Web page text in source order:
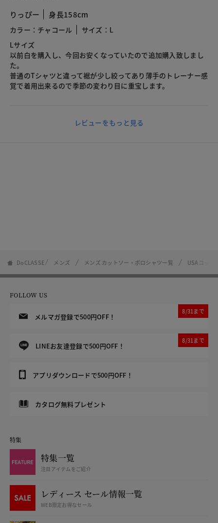
りっぴー 身長158cm
カラー：チャコール
サイズ：L
Lサイズ
以前白を購入し、今回お安くなっていたので追加購入致しまし
た。
普通のTシャツと違って裾が少し絞ってあり薄手のトレーナー感
覚で着用出来るので季節の変わり目に重宝します。
レビューをもっと見る
DoCLASSE メンズ メンズ カットソー・ポロシャツ一覧 USAコット
FOLLOW US
メルマガ登録で500円OFF！
8/31まで
LINEお友達登録で500円OFF！
8/31まで
アプリダウンロードで500円OFF！
カタログ無料プレゼント
特集
特集一覧
注目アイテムをご紹介
レディース セール情報一覧
WEB限定お得なセール